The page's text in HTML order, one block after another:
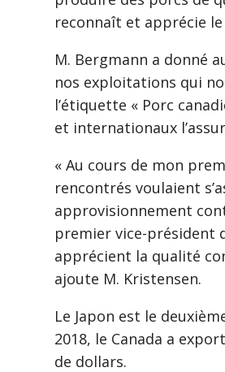
reconnaît et apprécie
M. Bergmann a donné
nos exploitations qui
l’étiquette « Porc
et internationaux
« Au cours de mon
rencontrés voulaient
approvisionnement
premier vice-président
apprécient la qualité
ajoute M. Kristensen.
Le Japon est le
2018, le Canada a
de dollars.